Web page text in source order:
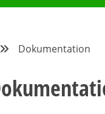
Dokumentation